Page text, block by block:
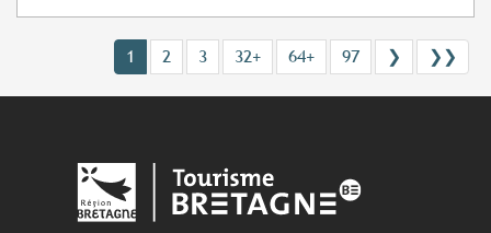
1 2 3 32+ 64+ 97 ❯ ❯❯